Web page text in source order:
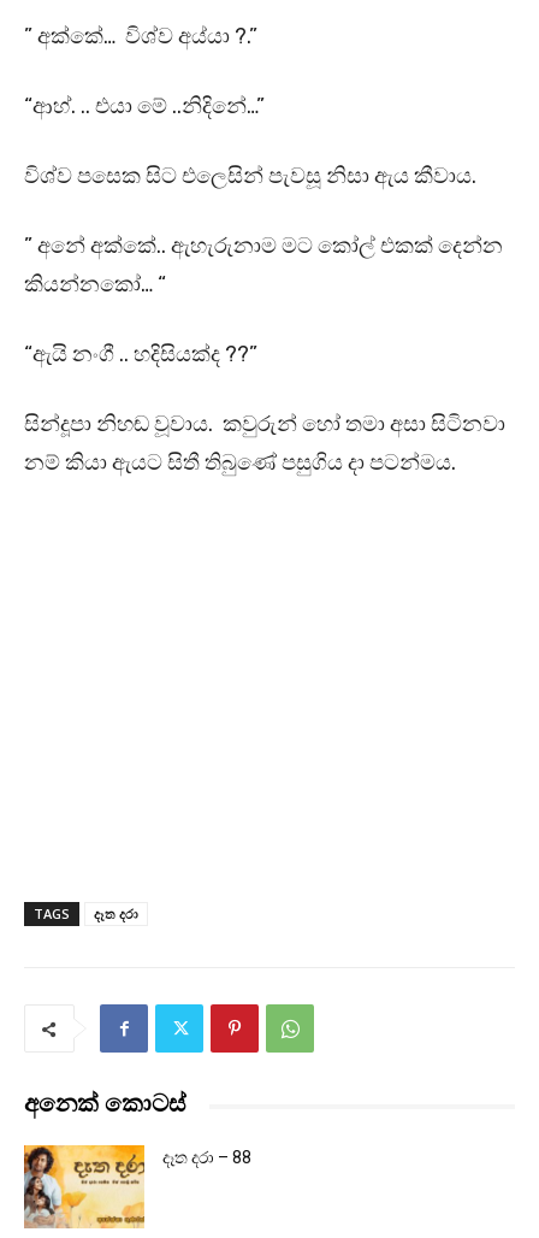
” අක්කේ… විශ්ව අය්යා ?.”
“ආහ්. .. එයා මේ ..නිදිනේ…”
විශ්ව පසෙක සිට එලෙසින් පැවසූ නිසා ඇය කීවාය.
” අනේ අක්කේ.. ඇහැරුනාම මට කෝල් එකක් දෙන්න
කියන්නකෝ… “
“ඇයි නංගී .. හදිසියක්ද ??”
සින්දූපා නිහඬ වූවාය. කවුරුන් හෝ තමා අසා සිටිනවා
නම් කියා ඇයට සිතී තිබුණේ පසුගිය දා පටන්මය.
TAGS දෑත දරා
අනෙක් කොටස්
දෑත දරා – 88